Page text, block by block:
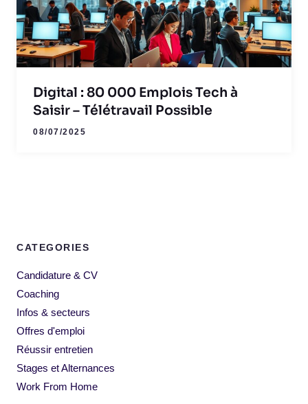
Digital : 80 000 Emplois Tech à
Saisir – Télétravail Possible
08/07/2025
CATEGORIES
Candidature & CV
Coaching
Infos & secteurs
Offres d'emploi
Réussir entretien
Stages et Alternances
Work From Home